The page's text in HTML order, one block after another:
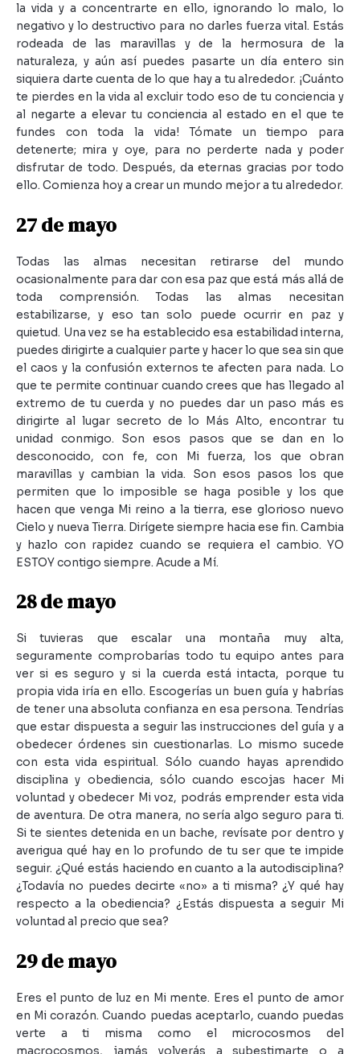
la vida y a concentrarte en ello, ignorando lo malo, lo
negativo y lo destructivo para no darles fuerza vital. Estás
rodeada de las maravillas y de la hermosura de la
naturaleza, y aún así puedes pasarte un día entero sin
siquiera darte cuenta de lo que hay a tu alrededor. ¡Cuánto
te pierdes en la vida al excluir todo eso de tu conciencia y
al negarte a elevar tu conciencia al estado en el que te
fundes con toda la vida! Tómate un tiempo para
detenerte; mira y oye, para no perderte nada y poder
disfrutar de todo. Después, da eternas gracias por todo
ello. Comienza hoy a crear un mundo mejor a tu alrededor.
27 de mayo
Todas las almas necesitan retirarse del mundo
ocasionalmente para dar con esa paz que está más allá de
toda comprensión. Todas las almas necesitan
estabilizarse, y eso tan solo puede ocurrir en paz y
quietud. Una vez se ha establecido esa estabilidad interna,
puedes dirigirte a cualquier parte y hacer lo que sea sin que
el caos y la confusión externos te afecten para nada. Lo
que te permite continuar cuando crees que has llegado al
extremo de tu cuerda y no puedes dar un paso más es
dirigirte al lugar secreto de lo Más Alto, encontrar tu
unidad conmigo. Son esos pasos que se dan en lo
desconocido, con fe, con Mi fuerza, los que obran
maravillas y cambian la vida. Son esos pasos los que
permiten que lo imposible se haga posible y los que
hacen que venga Mi reino a la tierra, ese glorioso nuevo
Cielo y nueva Tierra. Dirígete siempre hacia ese fin. Cambia
y hazlo con rapidez cuando se requiera el cambio. YO
ESTOY contigo siempre. Acude a Mí.
28 de mayo
Si tuvieras que escalar una montaña muy alta,
seguramente comprobarías todo tu equipo antes para
ver si es seguro y si la cuerda está intacta, porque tu
propia vida iría en ello. Escogerías un buen guía y habrías
de tener una absoluta confianza en esa persona. Tendrías
que estar dispuesta a seguir las instrucciones del guía y a
obedecer órdenes sin cuestionarlas. Lo mismo sucede
con esta vida espiritual. Sólo cuando hayas aprendido
disciplina y obediencia, sólo cuando escojas hacer Mi
voluntad y obedecer Mi voz, podrás emprender esta vida
de aventura. De otra manera, no sería algo seguro para ti.
Si te sientes detenida en un bache, revísate por dentro y
averigua qué hay en lo profundo de tu ser que te impide
seguir. ¿Qué estás haciendo en cuanto a la autodisciplina?
¿Todavía no puedes decirte «no» a ti misma? ¿Y qué hay
respecto a la obediencia? ¿Estás dispuesta a seguir Mi
voluntad al precio que sea?
29 de mayo
Eres el punto de luz en Mi mente. Eres el punto de amor
en Mi corazón. Cuando puedas aceptarlo, cuando puedas
verte a ti misma como el microcosmos del